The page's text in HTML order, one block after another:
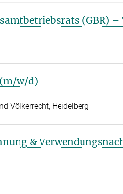
(GBR)
w/d)
Völkerrecht, Heidelberg
&